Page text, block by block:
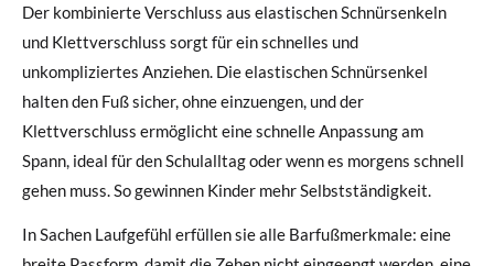
Der kombinierte Verschluss aus elastischen Schnürsenkeln
und Klettverschluss sorgt für ein schnelles und
unkompliziertes Anziehen. Die elastischen Schnürsenkel
halten den Fuß sicher, ohne einzuengen, und der
Klettverschluss ermöglicht eine schnelle Anpassung am
Spann, ideal für den Schulalltag oder wenn es morgens schnell
gehen muss. So gewinnen Kinder mehr Selbstständigkeit.
In Sachen Laufgefühl erfüllen sie alle Barfußmerkmale: eine